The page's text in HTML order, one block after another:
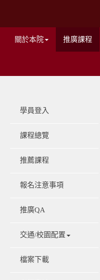
關於本院 推廣課程
學員登入
課程總覽
推薦課程
報名注意事項
推廣QA
交通/校園配置
檔案下載